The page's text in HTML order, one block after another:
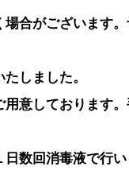
場合がございます
しました。
用意しております
日数回消毒液で行